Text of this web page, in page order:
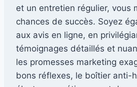
et un entretien régulier, vous
chances de succès. Soyez
aux avis en ligne, en
témoignages détaillés et
les promesses marketing
bons réflexes, le boîtier anti-